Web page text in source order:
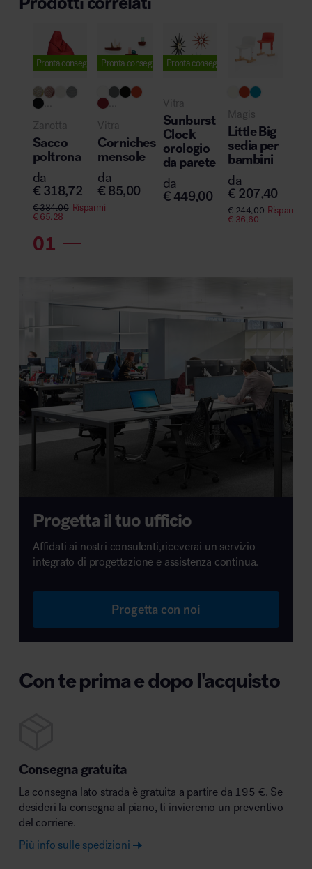
Pronta consegna
...
Zanotta
Sacco
poltrona
da
€ 318,72
€384,00 Risparmi
€65,28
Pronta consegna
Vitra
Corniches
mensole
da
€ 85,00
Pronta consegna
Vitra
Sunburst
Clock
orologio
da parete
da
€ 449,00
Magis
Little Big
sedia per
bambini
da
€ 207,40
€244,00 Risparmi
€36,60
Progetta il tuo ufficio
Affidati ai nostri consulenti,riceverai un servizio
integrato di progettazione e assistenza continua.
Progetta con noi
Con te prima e dopo l'acquisto
Consegna gratuita
La consegna lato strada è gratuita a partire da 195 €. Se
desideri la consegna al piano, ti invieremo un preventivo
del corriere.
Più info sulle spedizioni